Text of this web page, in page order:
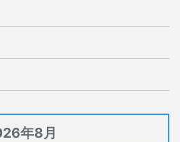
年8月